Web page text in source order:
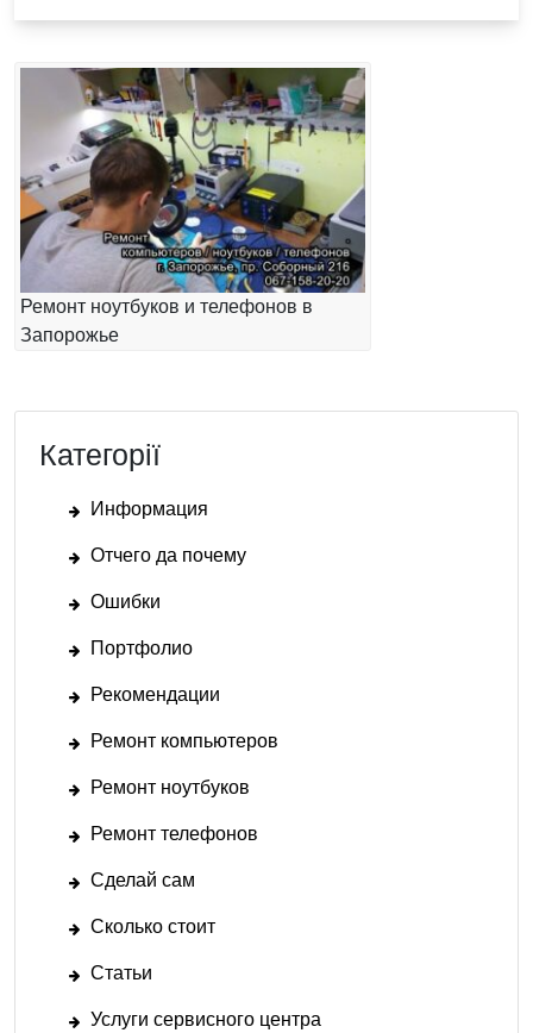
Ремонт ноутбуков и телефонов в
Запорожье
Категорії
Информация
Отчего да почему
Ошибки
Портфолио
Рекомендации
Ремонт компьютеров
Ремонт ноутбуков
Ремонт телефонов
Сделай сам
Сколько стоит
Статьи
Услуги сервисного центра